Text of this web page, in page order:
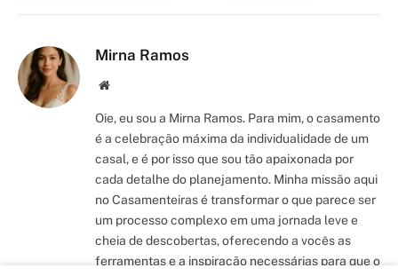
Mirna Ramos
Site/Blog
Oie, eu sou a Mirna Ramos. Para mim, o casamento
é a celebração máxima da individualidade de um
casal, e é por isso que sou tão apaixonada por
cada detalhe do planejamento. Minha missão aqui
no Casamenteiras é transformar o que parece ser
um processo complexo em uma jornada leve e
cheia de descobertas, oferecendo a vocês as
ferramentas e a inspiração necessárias para que o